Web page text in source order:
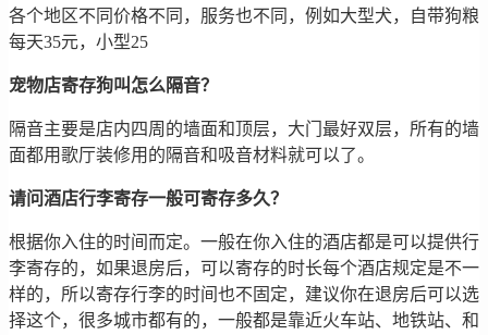
各个地区不同价格不同，服务也不同，例如大型犬，自带狗粮
每天35元，小型25
宠物店寄存狗叫怎么隔音？
隔音主要是店内四周的墙面和顶层，大门最好双层，所有的墙
面都用歌厅装修用的隔音和吸音材料就可以了。
请问酒店行李寄存一般可寄存多久？
根据你入住的时间而定。一般在你入住的酒店都是可以提供行
李寄存的，如果退房后，可以寄存的时长每个酒店规定是不一
样的，所以寄存行李的时间也不固定，建议你在退房后可以选
择这个，很多城市都有的，一般都是靠近火车站、地铁站、和